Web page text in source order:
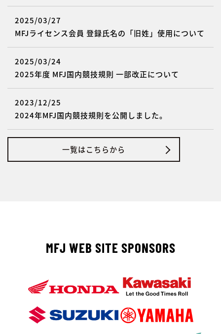
2025/03/27
MFJライセンス会員 登録氏名の「旧姓」使用について
2025/03/24
2025年度 MFJ国内競技規則 一部改正について
2023/12/25
2024年MFJ国内競技規則を公開しました。
一覧はこちらから
MFJ WEB SITE SPONSORS